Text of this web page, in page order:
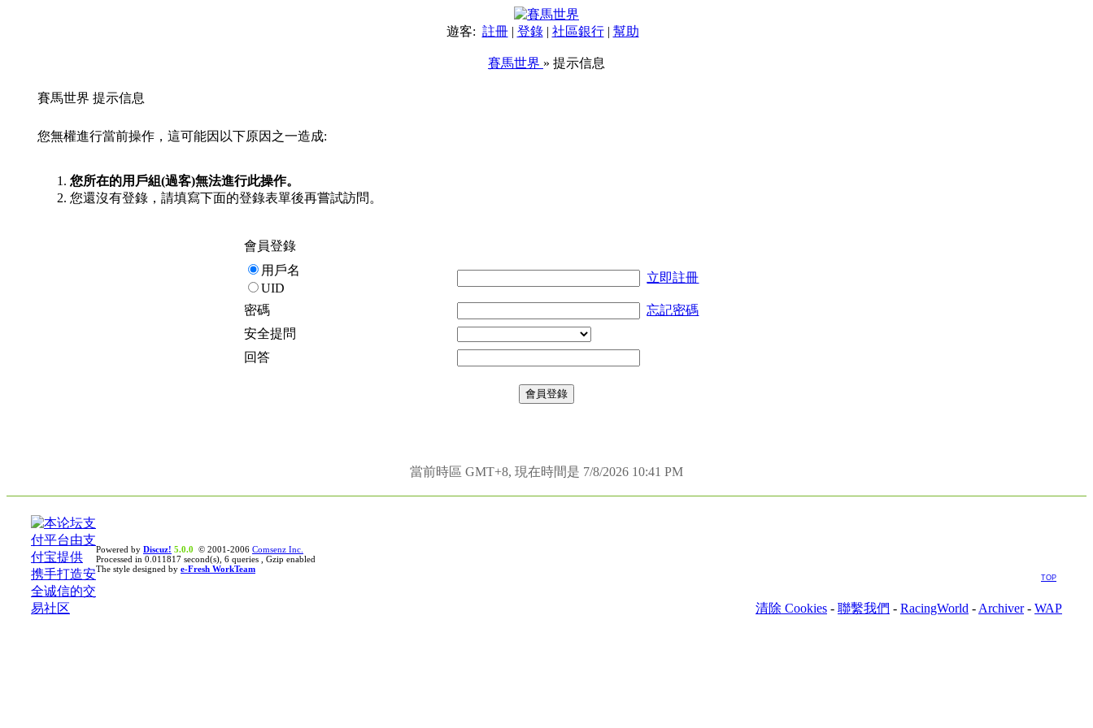
遊客: 註冊| 登錄| 社區銀行| 幫助
賽馬世界 » 提示信息
賽馬世界 提示信息
您無權進行當前操作，這可能因以下原因之一造成:
您所在的用戶組(過客)無法進行此操作。
您還沒有登錄，請填寫下面的登錄表單後再嘗試訪問。
會員登錄
用戶名
UID
立即註冊
密碼
忘記密碼
安全提問
回答
當前時區 GMT+8, 現在時間是 7/8/2026 10:41 PM
Powered by Discuz! 5.0.0 © 2001-2006 Comsenz Inc.
Processed in 0.011817 second(s), 6 queries , Gzip enabled
The style designed by e-Fresh WorkTeam
TOP
清除 Cookies - 聯繫我們 - RacingWorld - Archiver- WAP